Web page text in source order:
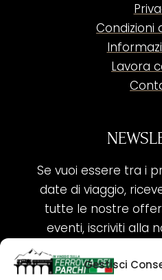
Gestisci
Condizioni
Lavora
Se vuoi essere tra i
date di viaggio,
tutte le nostre
eventi, iscriviti alla